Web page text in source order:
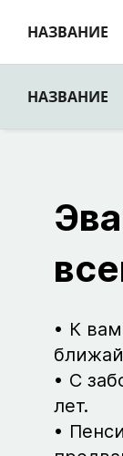
НАЗВАНИЕ
НАЗВАНИЕ
К
С
лет.